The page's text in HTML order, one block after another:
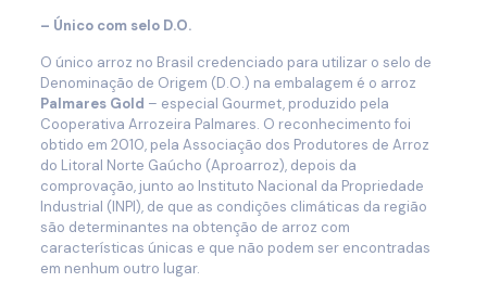
– Único com selo D.O.
O único arroz no Brasil credenciado para utilizar o selo de
Denominação de Origem (D.O.) na embalagem é o arroz
Palmares Gold – especial Gourmet, produzido pela
Cooperativa Arrozeira Palmares. O reconhecimento foi
obtido em 2010, pela Associação dos Produtores de Arroz
do Litoral Norte Gaúcho (Aproarroz), depois da
comprovação, junto ao Instituto Nacional da Propriedade
Industrial (INPI), de que as condições climáticas da região
são determinantes na obtenção de arroz com
características únicas e que não podem ser encontradas
em nenhum outro lugar.